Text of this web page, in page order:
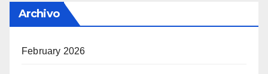
Archivo
February 2026